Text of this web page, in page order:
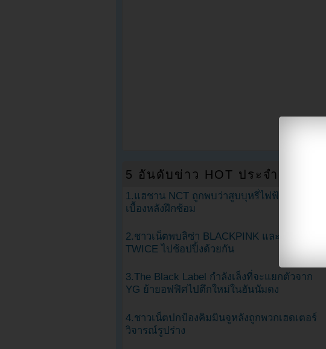
5 อันดับข่าว HOT ประจำสัปดาห์
1.แฮชาน NCT ถูกพบว่าสูบบุหรี่ไฟฟ้าในวิดีโอ
เบื้องหลังฝึกซ้อม
2.ชาวเน็ตพบลิซ่า BLACKPINK และมินะ
TWICE ไปช้อปปิ้งด้วยกัน
3.The Black Label กำลังเล็งที่จะแยกตัวจาก
YG ย้ายอฟฟิศไปตึกใหม่ในฮันนัมดง
4.ชาวเน็ตปกป้องคิมมินจูหลังถูกพวกเฮดเตอร์
วิจารณ์รูปร่าง